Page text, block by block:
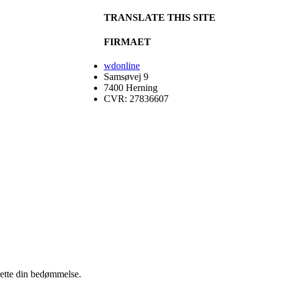
din bedømmelse.
TRANSLATE THIS SITE
FIRMAET
wdonline
Samsøvej 9
7400 Herning
CVR: 27836607